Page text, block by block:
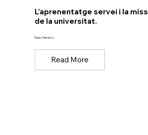
L’aprenentatge servei i la
de la universitat.
Rubio i Serrano, L.
Read More